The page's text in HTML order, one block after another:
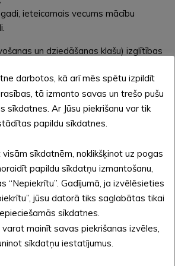
ieteicamais vecums mācību
un dziedāšanas klašu) izglītības
programmās (nav noteikts vecuma
10.00 vai 15.00
5. jūnijā plkst. 10.00
Alūksnes Mūzikas skolā tiek
(veidlapa saņemama pie skolas
ielā –38, Alūksnē, LV 4301
; 26137177
darbotos, kā arī mēs spētu izpildīt
tā izmanto savas un trešo pušu
sīkdatnes. Ar Jūsu piekrišanu var tik
papildu sīkdatnes.
visām sīkdatnēm, noklikšķinot uz pogas
papildu sīkdatņu izmantošanu,
“Nepiekrītu”. Gadījumā, ja izvēlēsieties
jūsu datorā tiks saglabātas tikai
sīkdatnes.
varat mainīt savas piekrišanas izvēles,
sīkdatņu iestatījumus.